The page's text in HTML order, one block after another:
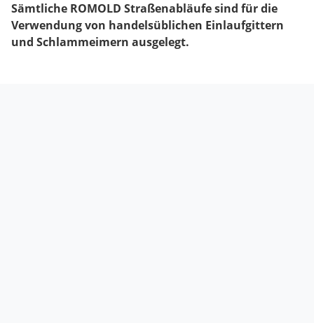
Sämtliche ROMOLD Straßenabläufe sind für die
Verwendung von handelsüblichen Einlaufgittern
und Schlammeimern ausgelegt.